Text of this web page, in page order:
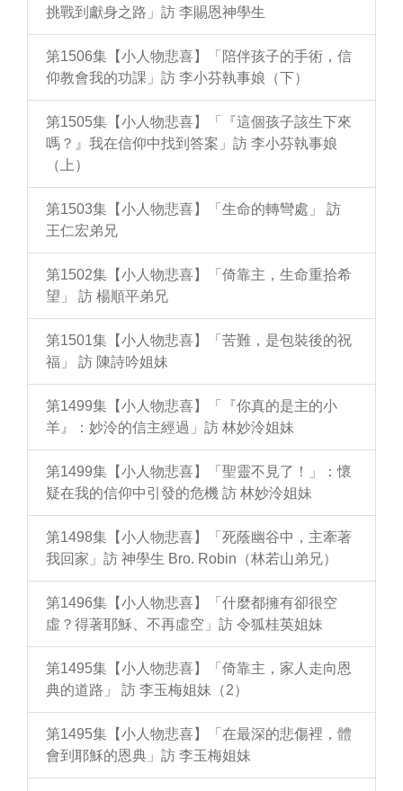
挑戰到獻身之路」訪 李賜恩神學生
第1506集【小人物悲喜】「陪伴孩子的手術，信
仰教會我的功課」訪 李小芬執事娘（下）
第1505集【小人物悲喜】「『這個孩子該生下來
嗎？』我在信仰中找到答案」訪 李小芬執事娘
（上）
第1503集【小人物悲喜】「生命的轉彎處」 訪
王仁宏弟兄
第1502集【小人物悲喜】「倚靠主，生命重拾希
望」 訪 楊順平弟兄
第1501集【小人物悲喜】「苦難，是包裝後的祝
福」 訪 陳詩吟姐妹
第1499集【小人物悲喜】「『你真的是主的小
羊』：妙泠的信主經過」訪 林妙泠姐妹
第1499集【小人物悲喜】「聖靈不見了！」：懷
疑在我的信仰中引發的危機 訪 林妙泠姐妹
第1498集【小人物悲喜】「死蔭幽谷中，主牽著
我回家」訪 神學生 Bro. Robin（林若山弟兄）
第1496集【小人物悲喜】「什麼都擁有卻很空
虛？得著耶穌、不再虛空」訪 令狐桂英姐妹
第1495集【小人物悲喜】「倚靠主，家人走向恩
典的道路」 訪 李玉梅姐妹（2）
第1495集【小人物悲喜】「在最深的悲傷裡，體
會到耶穌的恩典」訪 李玉梅姐妹